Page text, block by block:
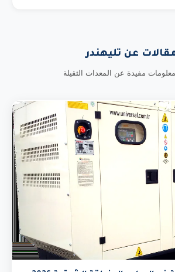
عن تليهندر
مفيدة عن المعدات الثقيلة